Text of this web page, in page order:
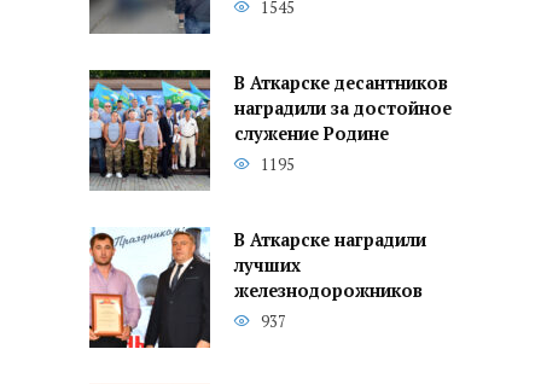
1545
В Аткарске десантников
наградили за достойное
служение Родине
1195
В Аткарске наградили
лучших
железнодорожников
937